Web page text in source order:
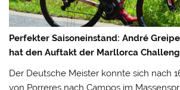
Perfekter Saisoneinstand: André
hat den Auftakt der Marllorca
Der Deutsche Meister konnte sich nach
von Porreres nach Campos im